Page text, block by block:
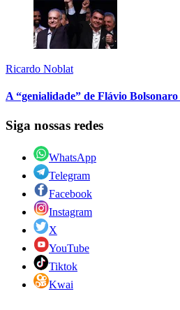
Ricardo Noblat
A “genialidade” de Flávio
Siga nossas redes
WhatsApp
Telegram
Facebook
Instagram
X
YouTube
Tiktok
Kwai